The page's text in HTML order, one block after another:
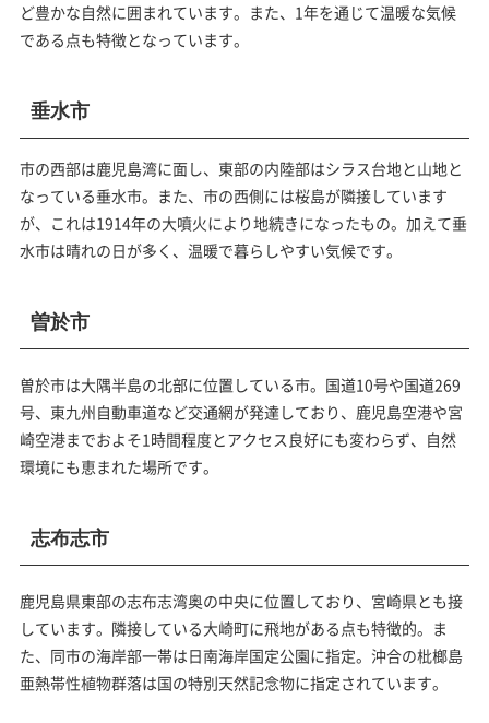
ど豊かな自然に囲まれています。また、1年を通じて温暖な気候
である点も特徴となっています。
垂水市
市の西部は鹿児島湾に面し、東部の内陸部はシラス台地と山地と
なっている垂水市。また、市の西側には桜島が隣接しています
が、これは1914年の大噴火により地続きになったもの。加えて垂
水市は晴れの日が多く、温暖で暮らしやすい気候です。
曽於市
曽於市は大隅半島の北部に位置している市。国道10号や国道269
号、東九州自動車道など交通網が発達しており、鹿児島空港や宮
崎空港までおよそ1時間程度とアクセス良好にも変わらず、自然
環境にも恵まれた場所です。
志布志市
鹿児島県東部の志布志湾奥の中央に位置しており、宮崎県とも接
しています。隣接している大崎町に飛地がある点も特徴的。ま
た、同市の海岸部一帯は日南海岸国定公園に指定。沖合の枇榔島
亜熱帯性植物群落は国の特別天然記念物に指定されています。